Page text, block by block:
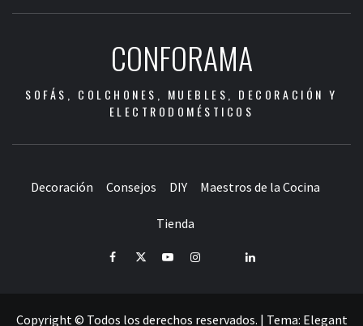
CONFORAMA
SOFÁS, COLCHONES, MUEBLES, DECORACIÓN Y
ELECTRODOMÉSTICOS
Decoración Consejos DIY Maestros de la Cocina
Tienda
FacebookTwitterYoutubeInstagramPinterestLinkedIn
Copyright © Todos los derechos reservados. | Tema: Elegant